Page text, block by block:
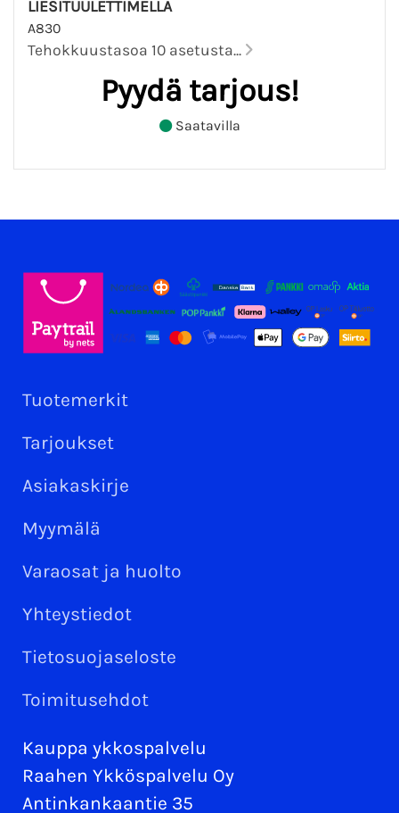
LIESITUULETTIMELLA
A830
Tehokkuustasoa 10 asetusta...
Pyydä tarjous!
Saatavilla
Tuotemerkit
Tarjoukset
Asiakaskirje
Myymälä
Varaosat ja huolto
Yhteystiedot
Tietosuojaseloste
Toimitusehdot
Kauppa ykkospalvelu
Raahen Ykköspalvelu Oy
Antinkankaantie 35